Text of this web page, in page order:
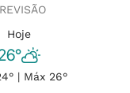
Hoje
| Máx 26°